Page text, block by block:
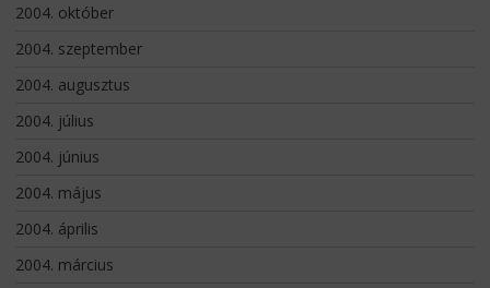
2004. október
2004. szeptember
2004. augusztus
2004. július
2004. június
2004. május
2004. április
2004. március